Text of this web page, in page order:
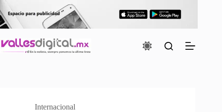
al
contenido
Internacional